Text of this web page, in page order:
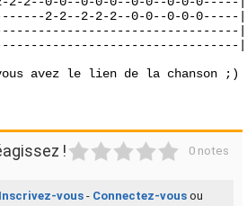
2-2--2-2-2--0-0--0-0-0-----|
|
|
avez le lien de la chanson ;)
! 0 notes
Inscrivez-vous- Connectez-vousou